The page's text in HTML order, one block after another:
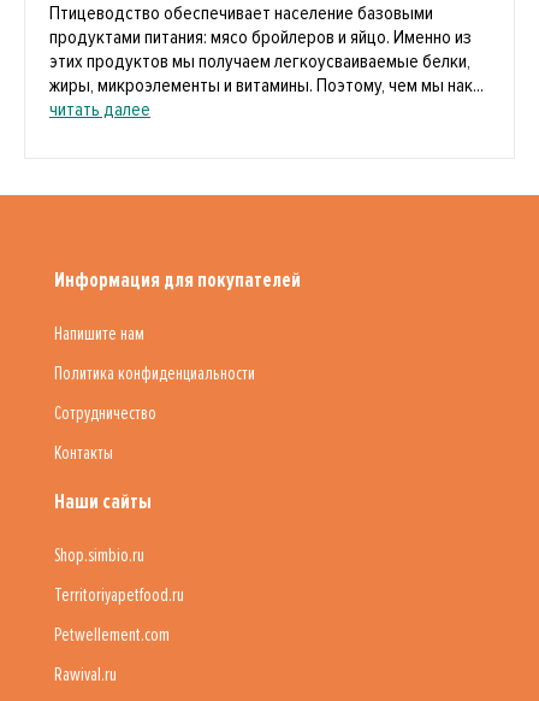
Птицеводство обеспечивает население базовыми
продуктами питания: мясо бройлеров и яйцо. Именно из
этих продуктов мы получаем легкоусваиваемые белки,
жиры, микроэлементы и витамины. Поэтому, чем мы нак...
читать далее
Информация для покупателей
Напишите нам
Политика конфиденциальности
Сотрудничество
Контакты
Наши сайты
Shop.simbio.ru
Territoriyapetfood.ru
Petwellement.com
Rawival.ru